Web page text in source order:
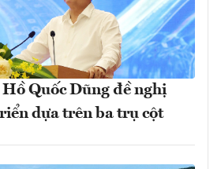
Quốc Dũng đề nghị
dựa trên ba trụ cột